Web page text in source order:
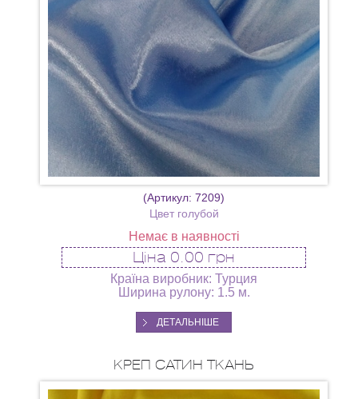
(Артикул: 7209)
Цвет голубой
Немає в наявності
Ціна 0.00 грн
Країна виробник: Турция
Ширина рулону: 1.5 м.
ДЕТАЛЬНІШЕ
КРЕП САТИН ТКАНЬ